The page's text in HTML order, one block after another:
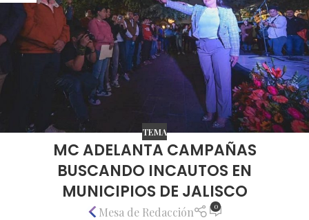
TEMA
MC ADELANTA CAMPAÑAS
BUSCANDO INCAUTOS EN
MUNICIPIOS DE JALISCO
Mesa de Redacción 0